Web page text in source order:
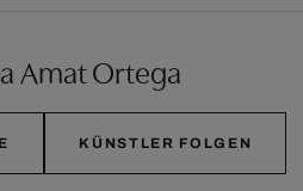
Amat Ortega
KÜNSTLER FOLGEN